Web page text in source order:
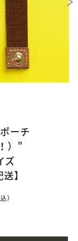
ーチ
）"
ズ
】
）